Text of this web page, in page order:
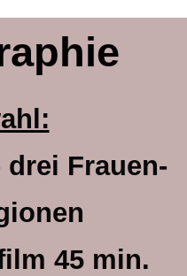
drei Frauen-
45 min.